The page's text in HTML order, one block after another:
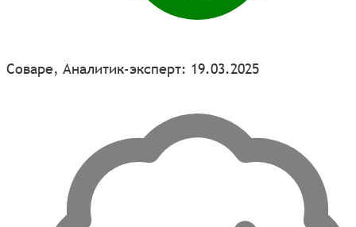
Соваре, Аналитик-эксперт: 19.03.2025